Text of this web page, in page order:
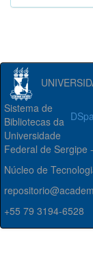
Sistema de
Bibliotecas da
Universidade
Federal de Sergipe
Núcleo de
+55 79 3194-6528